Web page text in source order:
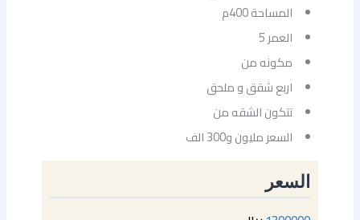
المساحة 400م
العمر 5
مكونه من
اربع شقق و ملحق
تتكون الشقه من
السعر مليون و300 الف
السعر